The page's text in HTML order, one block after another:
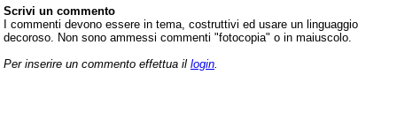
Scrivi un commento
I commenti devono essere in tema, costruttivi ed usare un linguaggio
decoroso. Non sono ammessi commenti "fotocopia" o in maiuscolo.
Per inserire un commento effettua il login